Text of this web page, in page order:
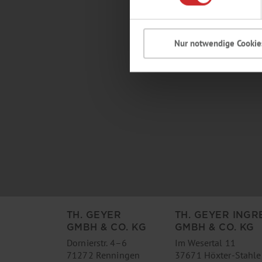
Nur notwendige
TH. GEYER
GMBH & CO. KG
Dornierstr. 4–6
71272 Renningen
TH. GEYER
GMBH & CO. KG
Im Wesertal 11
37671 Höxter-Stahle